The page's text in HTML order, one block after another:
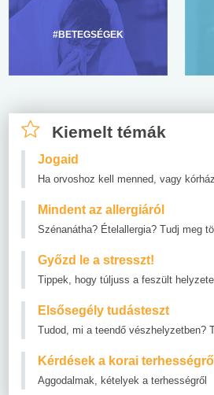
#BETEGSÉGEK
Kiemelt témák
Jogaid
Ha orvoshoz kell menned, vagy
Mindent az allergiáról
Szénanátha? Ételallergia? Tudj meg
Győzd le a stresszt!
Tippek, hogy túljuss a feszült
Elsősegély tudásteszt
Tudod, mi a teendő vészhelyzetben?
Kérdések a korai terhességről
Aggodalmak, kételyek a terhességről